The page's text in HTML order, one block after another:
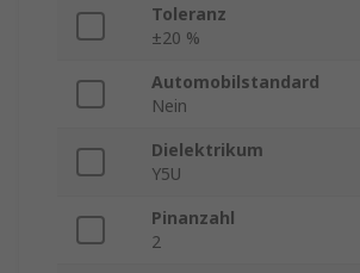
Toleranz
±20 %
Automobilstandard
Nein
Dielektrikum
Y5U
Pinanzahl
2